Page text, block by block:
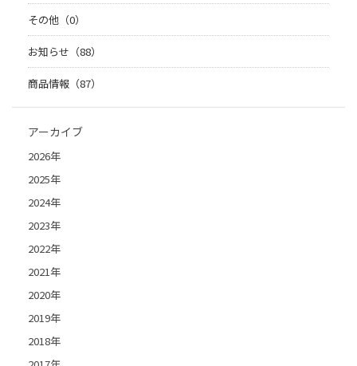
その他（0）
お知らせ（88）
商品情報（87）
アーカイブ
2026年
2025年
2024年
2023年
2022年
2021年
2020年
2019年
2018年